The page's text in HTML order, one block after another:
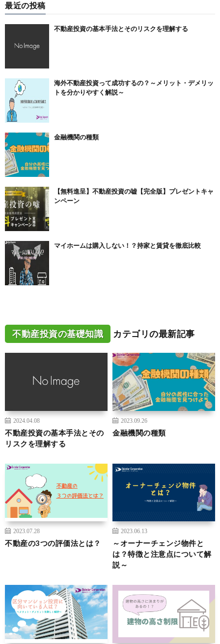
最近の投稿
不動産投資の基本手法とそのリスクを理解する
海外不動産投資って成功するの？～メリット・デメリッ
トを分かりやすく解説～
金融機関の種類
【無料進呈】不動産投資の嘘【完全版】プレゼントキャ
ンペーン
マイホームは購入しない！？持家と賃貸を徹底比較
不動産投資の基礎知識 カテゴリの最新記事
2024.04.08
不動産投資の基本手法とその
リスクを理解する
2023.09.26
金融機関の種類
2023.07.28
不動産の3つの評価法とは？
2023.06.13
～オーナーチェンジ物件と
は？特徴と注意点について解
説～